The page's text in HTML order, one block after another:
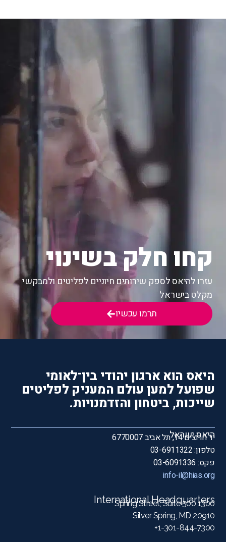
קחו חלק בשינוי
עזרו להיאס לספק שירותים חיוניים לפליטים ולמבקשי
מקלט בישראל
תרמו עכשיו
היאס הוא ארגון יהודי בין־לאומי
שפועל למען עולם המעניק לפליטים
שייכות, ביטחון והזדמנויות.
היאס ישראל
יד חרוצים 14, תל אביב 6770007
טלפון: 03-6911322
פקס: 03-6091336
info-il@hias.org
International Headquarters
1300 Spring Street, Suite 500
Silver Spring, MD 20910
1-301-844-7300+